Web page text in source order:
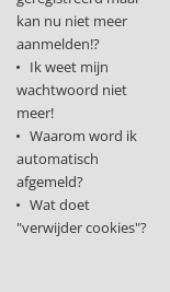
kan nu niet meer
aanmelden!?
Ik weet mijn
wachtwoord niet
meer!
Waarom word ik
automatisch
afgemeld?
Wat doet
"verwijder cookies"?